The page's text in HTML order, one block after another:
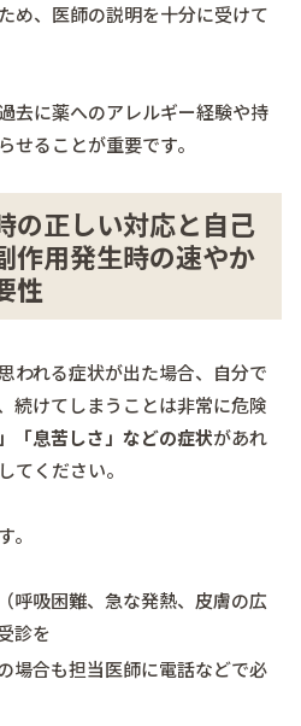
め、医師の説明を十分に受けて
去に薬へのアレルギー経験や持
せることが重要です。
の正しい対応と自己
作用発生時の速やか
性
われる症状が出た場合、自分で
続けてしまうことは非常に危険
「息苦しさ」などの症状があれ
てください。
。
（呼吸困難、急な発熱、皮膚の広
診を
場合も担当医師に電話などで必